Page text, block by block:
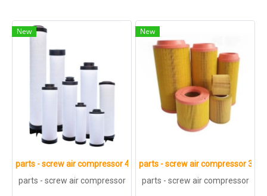
New
parts - screw air compressor 4
parts - screw air compressor
New
parts - screw air compressor 3
parts - screw air compressor